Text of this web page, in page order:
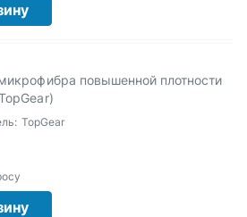
повышенной плотности
TopGear